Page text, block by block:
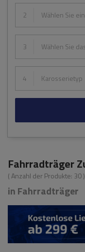
2 Wählen Sie
3 Wählen Sie
4 Karosserietyp
Fahrradträger
( Anzahl der Produkte: 30)
in Fahrradträger